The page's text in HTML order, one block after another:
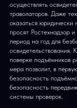
осуществлять
траволаторов. Даже
оказаться юридически
просят Ростехнадзор
период на год для
освидетельствования.
поверке подъёмников
мера позволит, в
безопасность
безопасность
системы проверок.